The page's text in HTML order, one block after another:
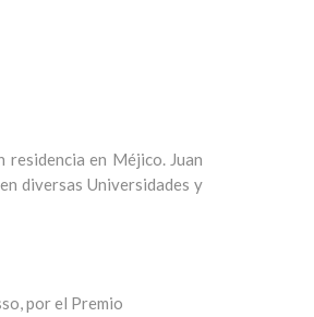
en Méjico. Juan
diversas Universidades y
por el Premio